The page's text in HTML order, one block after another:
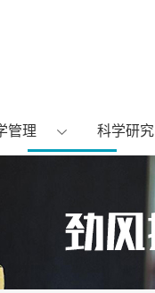
管理 科学研究